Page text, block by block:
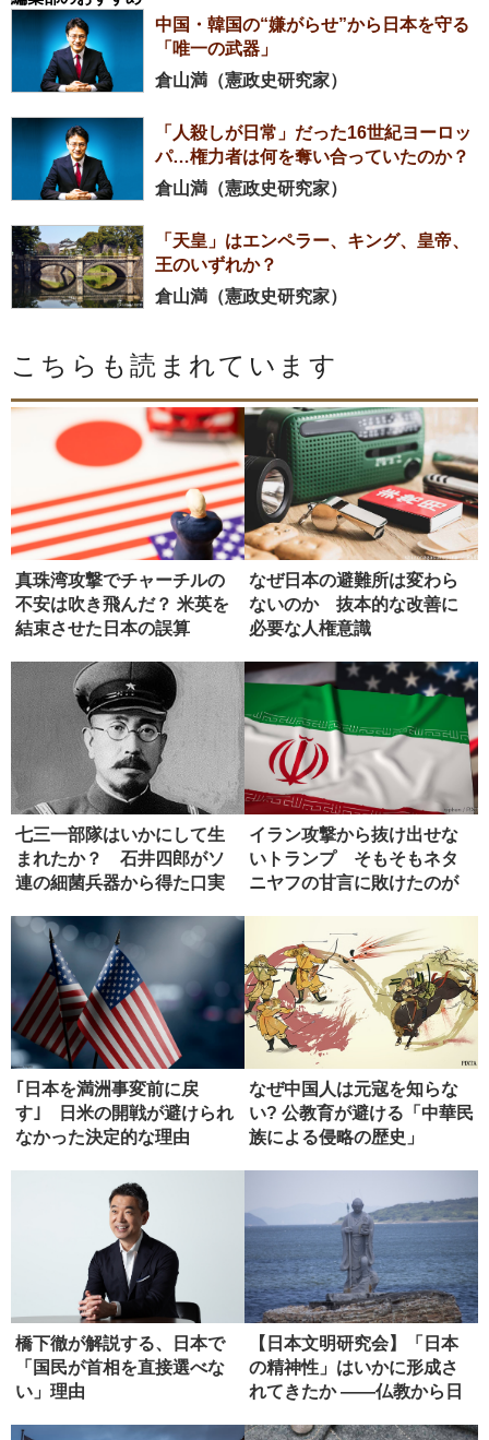
中国・韓国の“嫌がらせ”から日本を守る
「唯一の武器」
倉山満（憲政史研究家）
「人殺しが日常」だった16世紀ヨーロッ
パ…権力者は何を奪い合っていたのか？
倉山満（憲政史研究家）
「天皇」はエンペラー、キング、皇帝、
王のいずれか？
倉山満（憲政史研究家）
こちらも読まれています
真珠湾攻撃でチャーチルの
不安は吹き飛んだ？ 米英を
結束させた日本の誤算
なぜ日本の避難所は変わら
ないのか 抜本的な改善に
必要な人権意識
七三一部隊はいかにして生
まれたか？ 石井四郎がソ
連の細菌兵器から得た口実
イラン攻撃から抜け出せな
いトランプ そもそもネタ
ニヤフの甘言に敗けたのが
｢日本を満洲事変前に戻
す｣ 日米の開戦が避けられ
なかった決定的な理由
なぜ中国人は元寇を知らな
い? 公教育が避ける「中華民
族による侵略の歴史」
橋下徹が解説する、日本で
「国民が首相を直接選べな
い」理由
【日本文明研究会】「日本
の精神性」はいかに形成さ
れてきたか ――仏教から日